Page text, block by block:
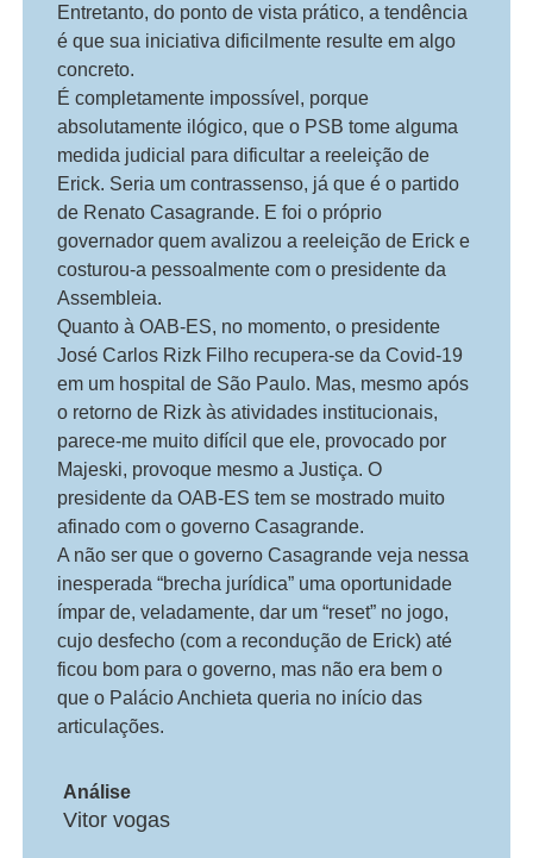
Entretanto, do ponto de vista prático, a tendência
é que sua iniciativa dificilmente resulte em algo
concreto.
É completamente impossível, porque
absolutamente ilógico, que o PSB tome alguma
medida judicial para dificultar a reeleição de
Erick. Seria um contrassenso, já que é o partido
de Renato Casagrande. E foi o próprio
governador quem avalizou a reeleição de Erick e
costurou-a pessoalmente com o presidente da
Assembleia.
Quanto à OAB-ES, no momento, o presidente
José Carlos Rizk Filho recupera-se da Covid-19
em um hospital de São Paulo. Mas, mesmo após
o retorno de Rizk às atividades institucionais,
parece-me muito difícil que ele, provocado por
Majeski, provoque mesmo a Justiça. O
presidente da OAB-ES tem se mostrado muito
afinado com o governo Casagrande.
A não ser que o governo Casagrande veja nessa
inesperada “brecha jurídica” uma oportunidade
ímpar de, veladamente, dar um “reset” no jogo,
cujo desfecho (com a recondução de Erick) até
ficou bom para o governo, mas não era bem o
que o Palácio Anchieta queria no início das
articulações.
Análise
Vitor vogas